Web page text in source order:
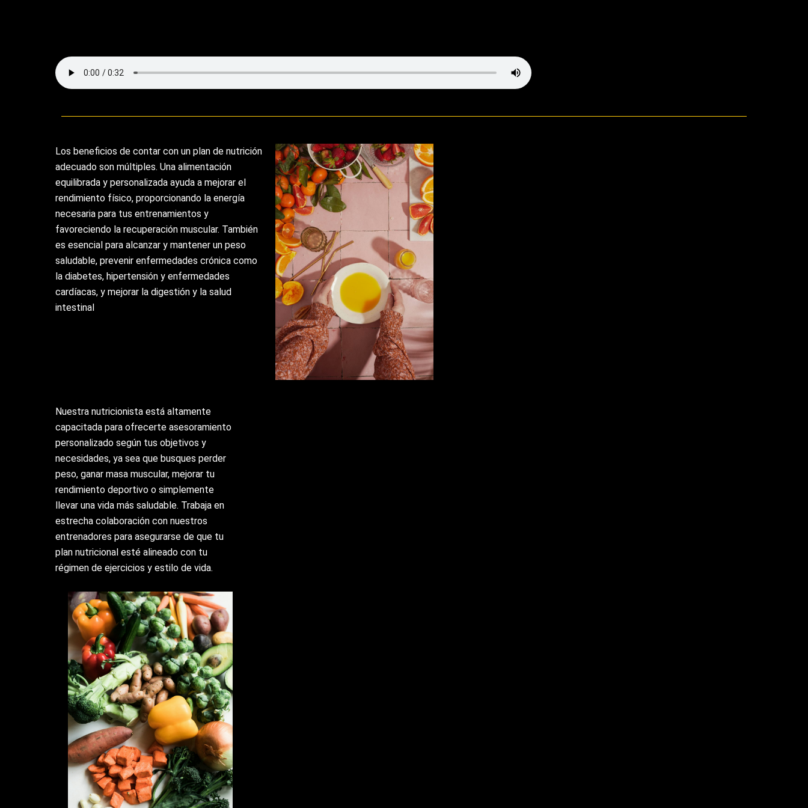
Los beneficios de contar con un plan de nutrición
adecuado son múltiples. Una alimentación
equilibrada y personalizada ayuda a mejorar el
rendimiento físico, proporcionando la energía
necesaria para tus entrenamientos y
favoreciendo la recuperación muscular. También
es esencial para alcanzar y mantener un peso
saludable, prevenir enfermedades crónica como
la diabetes, hipertensión y enfermedades
cardíacas, y mejorar la digestión y la salud
intestinal
Nuestra nutricionista está altamente
capacitada para ofrecerte asesoramiento
personalizado según tus objetivos y
necesidades, ya sea que busques perder
peso, ganar masa muscular, mejorar tu
rendimiento deportivo o simplemente
llevar una vida más saludable. Trabaja en
estrecha colaboración con nuestros
entrenadores para asegurarse de que tu
plan nutricional esté alineado con tu
régimen de ejercicios y estilo de vida.